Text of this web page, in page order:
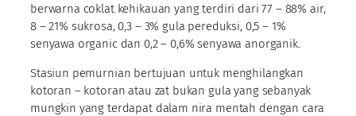
berwarna coklat kehikauan yang terdiri dari 77 – 88% air,
8 – 21% sukrosa, 0,3 – 3% gula pereduksi, 0,5 – 1%
senyawa organic dan 0,2 – 0,6% senyawa anorganik.
Stasiun pemurnian bertujuan untuk menghilangkan
kotoran – kotoran atau zat bukan gula yang sebanyak
mungkin yang terdapat dalam nira mentah dengan cara